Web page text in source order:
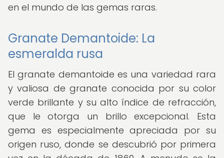
en el mundo de las gemas raras.
Granate Demantoide: La
esmeralda rusa
El granate demantoide es una variedad rara
y valiosa de granate conocida por su color
verde brillante y su alto índice de refracción,
que le otorga un brillo excepcional. Esta
gema es especialmente apreciada por su
origen ruso, donde se descubrió por primera